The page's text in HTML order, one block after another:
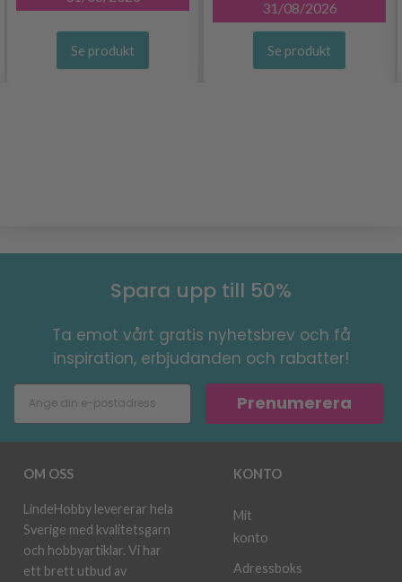
Se produkt
31/08/2026
Se produkt
Spara upp till 50%
Ta emot vårt gratis nyhetsbrev och få
inspiration, erbjudanden och rabatter!
Prenumerera
OM OSS
LindeHobby levererar hela
Sverige med kvalitetsgarn
och hobbyartiklar. Vi har
ett brett utbud av
KONTO
Mit
konto
Adressboks